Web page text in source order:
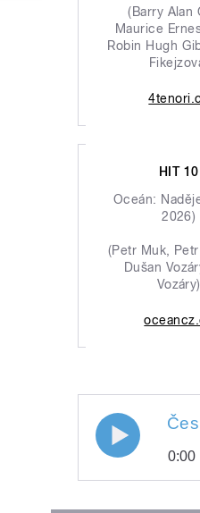
(Barry Alan
Maurice
Robin Hugh
HIT 10
Oceán:
2026)
(Petr Muk,
Dušan
Vozáry)
0:00